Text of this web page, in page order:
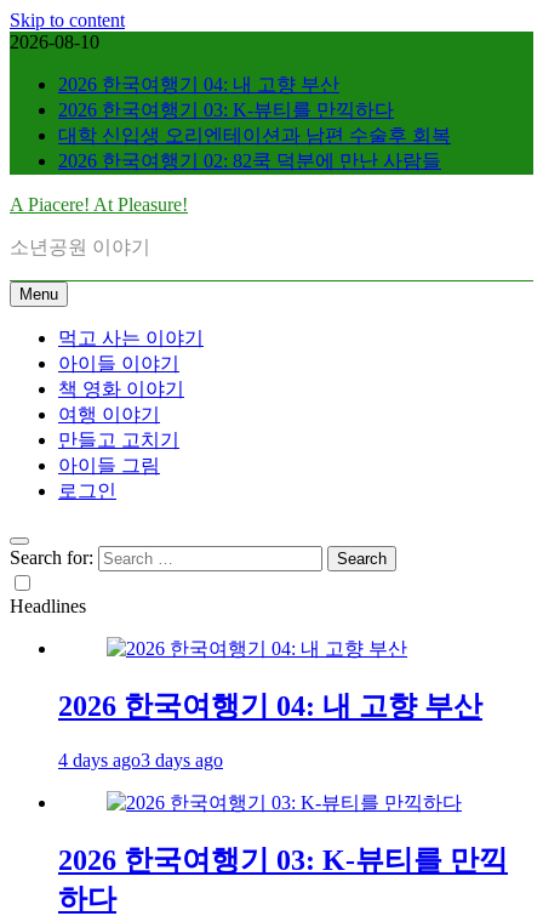
Skip to content
2026-08-10
2026 한국여행기 04: 내 고향 부산
2026 한국여행기 03: K-뷰티를 만끽하다
대학 신입생 오리엔테이션과 남편 수술후 회복
2026 한국여행기 02: 82쿡 덕분에 만난 사람들
A Piacere! At Pleasure!
소년공원 이야기
Menu
먹고 사는 이야기
아이들 이야기
책 영화 이야기
여행 이야기
만들고 고치기
아이들 그림
로그인
Search for:
Headlines
2026 한국여행기 04: 내 고향 부산
4 days ago3 days ago
2026 한국여행기 03: K-뷰티를 만끽
하다